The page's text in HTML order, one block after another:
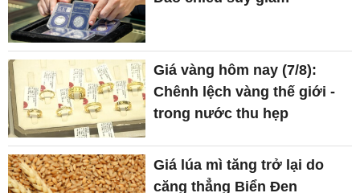
Giá lúa mì tăng trở lại do
căng thẳng Biển Đen
Bộ Công Thương hỗ trợ
doanh nghiệp phát triển thị
trường tại An Giang